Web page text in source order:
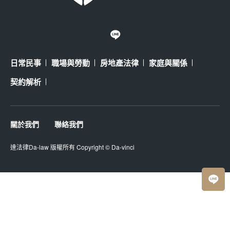
日常民事 職場與勞動 房地產法律
家庭與關係
契約解析
關於我們 聯絡我們
達法律Da-law 版權所有 Copyright © Da-vinci